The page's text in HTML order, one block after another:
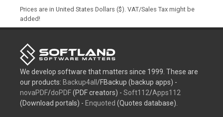
Prices are in United States Dollars ($). VAT/Sales Tax might be
added!
We develop software that matters since 1999. These are
our products: Backup4all /FBackup (backup apps) -
novaPDF/doPDF(PDF creators) - Soft112/Apps112
(Download portals) - Enquoted (Quotes database).